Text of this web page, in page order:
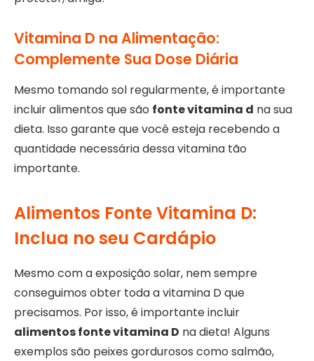
Vitamina D na Alimentação:
Complemente Sua Dose Diária
Mesmo tomando sol regularmente, é importante
incluir alimentos que são fonte vitamina d na sua
dieta. Isso garante que você esteja recebendo a
quantidade necessária dessa vitamina tão
importante.
Alimentos Fonte Vitamina D:
Inclua no seu Cardápio
Mesmo com a exposição solar, nem sempre
conseguimos obter toda a vitamina D que
precisamos. Por isso, é importante incluir
alimentos fonte vitamina D na dieta! Alguns
exemplos são peixes gordurosos como salmão,